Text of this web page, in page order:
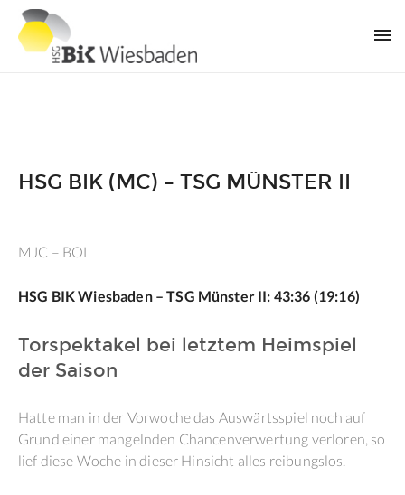
HSG BIK (MC) – TSG MÜNSTER II
MJC – BOL
HSG BIK Wiesbaden – TSG Münster II: 43:36 (19:16)
Torspektakel bei letztem Heimspiel
der Saison
Hatte man in der Vorwoche das Auswärtsspiel noch auf
Grund einer mangelnden Chancenverwertung verloren, so
lief diese Woche in dieser Hinsicht alles reibungslos.